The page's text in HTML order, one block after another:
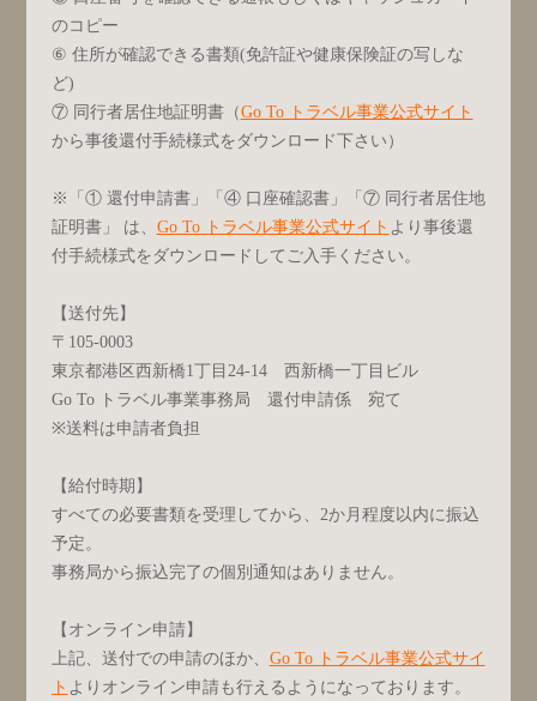
のコピー
⑥ 住所が確認できる書類(免許証や健康保険証の写しな
ど)
⑦ 同行者居住地証明書（Go To トラベル事業公式サイト
から事後還付手続様式をダウンロード下さい）
※「① 還付申請書」「④ 口座確認書」「⑦ 同行者居住地
証明書」 は、 Go To トラベル事業公式サイト より事後還
付手続様式をダウンロードしてご入手ください。
【送付先】
〒105-0003
東京都港区西新橋1丁目24-14 西新橋一丁目ビル
Go To トラベル事業事務局 還付申請係 宛て
※送料は申請者負担
【給付時期】
すべての必要書類を受理してから、2か月程度以内に振込
予定。
事務局から振込完了の個別通知はありません。
【オンライン申請】
上記、送付での申請のほか、 Go To トラベル事業公式サイ
ト よりオンライン申請も行えるようになっております。